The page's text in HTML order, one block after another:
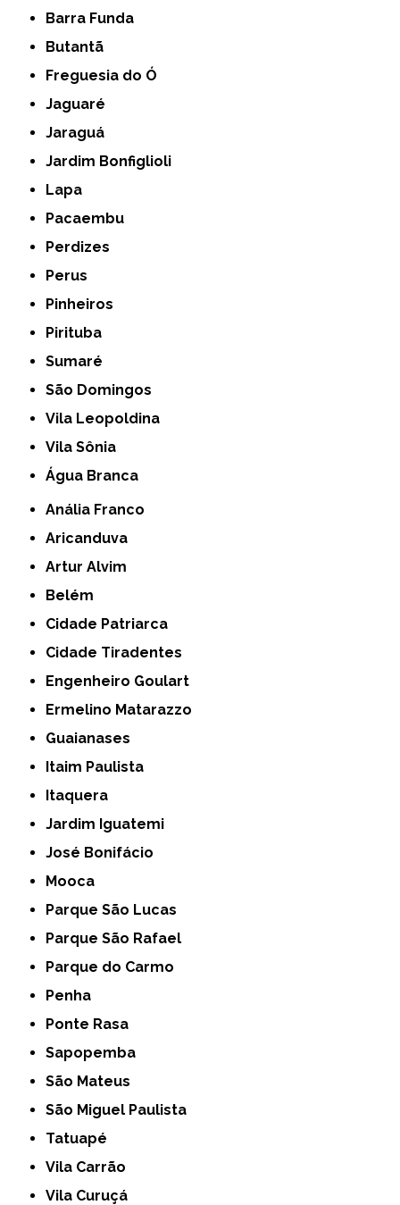
Barra Funda
Butantã
Freguesia do Ó
Jaguaré
Jaraguá
Jardim Bonfiglioli
Lapa
Pacaembu
Perdizes
Perus
Pinheiros
Pirituba
Sumaré
São Domingos
Vila Leopoldina
Vila Sônia
Água Branca
Anália Franco
Aricanduva
Artur Alvim
Belém
Cidade Patriarca
Cidade Tiradentes
Engenheiro Goulart
Ermelino Matarazzo
Guaianases
Itaim Paulista
Itaquera
Jardim Iguatemi
José Bonifácio
Mooca
Parque São Lucas
Parque São Rafael
Parque do Carmo
Penha
Ponte Rasa
Sapopemba
São Mateus
São Miguel Paulista
Tatuapé
Vila Carrão
Vila Curuçá